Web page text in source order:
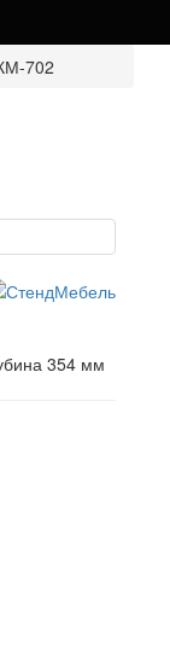
702
354 мм